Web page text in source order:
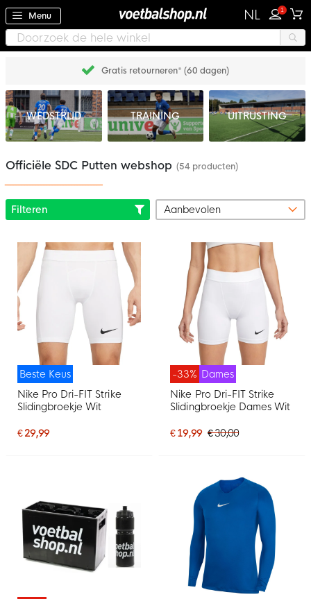
Menu NL 1
Gratis retourneren* (60 dagen)
WEDSTRIJD TRAINING UITRUSTING
Officiële SDC Putten webshop (54 producten)
Filteren
Beste Keus
Nike Pro Dri-FIT Strike
Slidingbroekje Wit
€ 29,99
-33% Dames
Nike Pro Dri-FIT Strike
Slidingbroekje Dames Wit
€ 19,99 € 30,00